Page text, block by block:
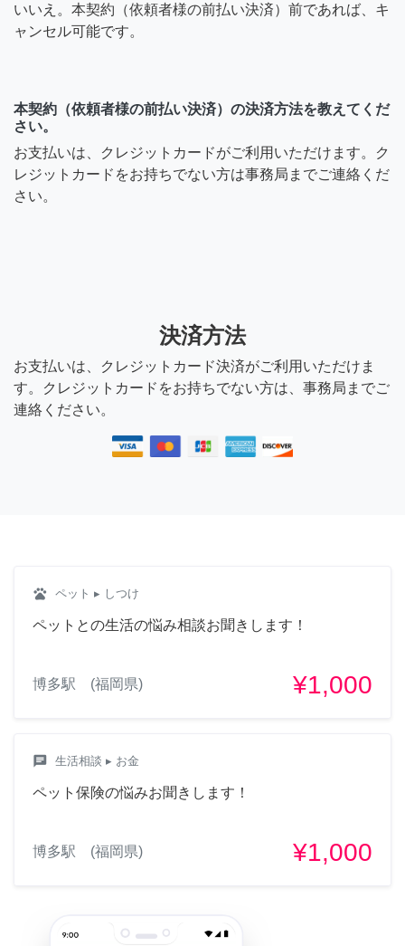
いいえ。本契約（依頼者様の前払い決済）前であれば、キ
ャンセル可能です。
本契約（依頼者様の前払い決済）の決済方法を教えてくだ
さい。
お支払いは、クレジットカードがご利用いただけます。ク
レジットカードをお持ちでない方は事務局までご連絡くだ
さい。
決済方法
お支払いは、クレジットカード決済がご利用いただけま
す。クレジットカードをお持ちでない方は、事務局までご
連絡ください。
pets ペット ▸ しつけ
ペットとの生活の悩み相談お聞きします！
博多駅 (福岡県) ¥1,000
chat 生活相談 ▸ お金
ペット保険の悩みお聞きします！
博多駅 (福岡県) ¥1,000